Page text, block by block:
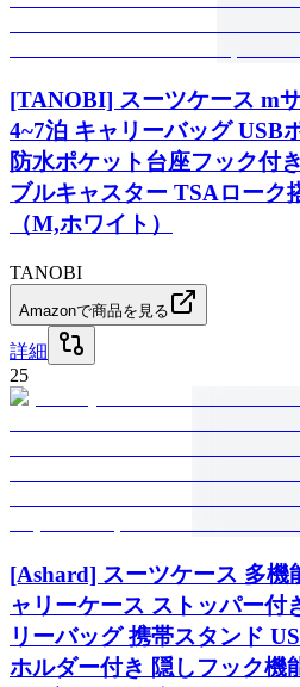
[TANOBI] スーツケース m
4~7泊 キャリーバッグ USB
防水ポケット台座フック付
ブルキャスター TSAローク
（M,ホワイト）
TANOBI
Amazonで商品を見る
詳細
25
[Ashard] スーツケース 多機
ャリーケース ストッパー付
リーバッグ 携帯スタンド
ホルダー付き 隠しフック機